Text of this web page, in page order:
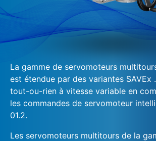
La gamme de servomoteurs
est étendue par des variantes SAVEx
tout-ou-rien à vitesse variable en
les commandes de servomoteur
01.2.
Les servomoteurs multitours de la